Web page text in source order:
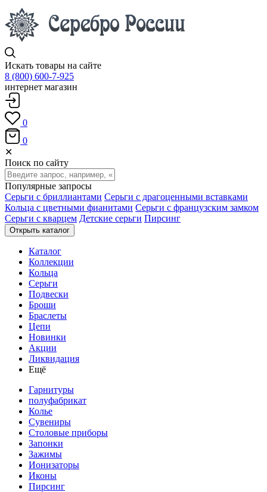
Искать товары на сайте
8 (800) 600-7-925
интернет магазин
0
0
✕
Поиск по сайту
Популярные запросы
Серьги с бриллиантами Серьги с драгоценными вставками
Кольца с цветными фианитами Серьги с французским замком
Серьги с кварцем Детские серьги Пирсинг
Открыть каталог
Каталог
Коллекции
Кольца
Серьги
Подвески
Броши
Браслеты
Цепи
Новинки
Акции
Ликвидация
Ещё
Гарнитуры
полуфабрикат
Колье
Сувениры
Столовые приборы
Запонки
Зажимы
Ионизаторы
Иконы
Пирсинг